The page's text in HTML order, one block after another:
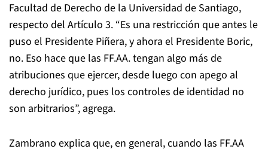
Facultad de Derecho de la Universidad de Santiago,
respecto del Artículo 3. “Es una restricción que antes le
puso el Presidente Piñera, y ahora el Presidente Boric,
no. Eso hace que las FF.AA. tengan algo más de
atribuciones que ejercer, desde luego con apego al
derecho jurídico, pues los controles de identidad no
son arbitrarios”, agrega.
Zambrano explica que, en general, cuando las FF.AA